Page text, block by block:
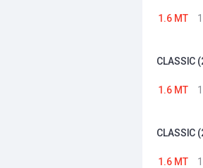
1.6 MT
CLASSIC
1.6 MT
CLASSIC
1.6 MT